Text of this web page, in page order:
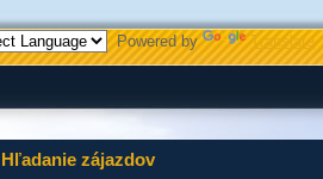
Powered by Translate
Hľadanie zájazdov